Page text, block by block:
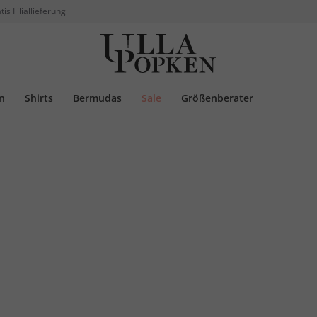
Filiallieferung
Shirts Bermudas Sale Größenberater